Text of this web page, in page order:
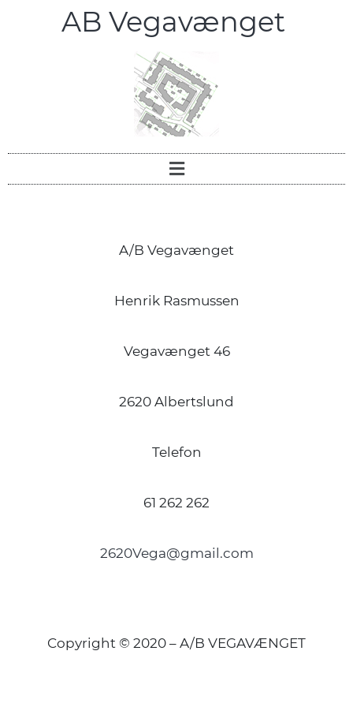
AB Vegavænget
A/B Vegavænget
Henrik Rasmussen
Vegavænget 46
2620 Albertslund
Telefon
61 262 262
2620Vega@gmail.com
Copyright © 2020 – A/B VEGAVÆNGET